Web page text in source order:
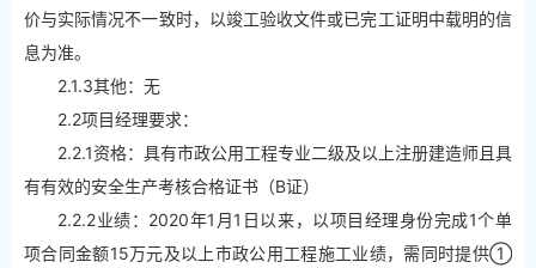
价与实际情况不一致时，以竣工验收文件或已完工证明中载明的信
息为准。
2.1.3其他：无
2.2项目经理要求：
2.2.1资格：具有市政公用工程专业二级及以上注册建造师且具
有有效的安全生产考核合格证书（B证）
2.2.2业绩：2020年1月1日以来，以项目经理身份完成1个单
项合同金额15万元及以上市政公用工程施工业绩，需同时提供①